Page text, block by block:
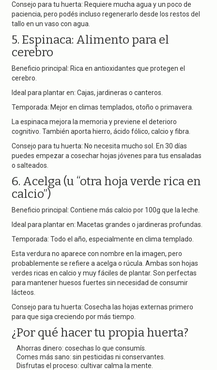
Consejo para tu huerta: Requiere mucha agua y un poco de
paciencia, pero podés incluso regenerarlo desde los restos del
tallo en un vaso con agua.
5. Espinaca: Alimento para el
cerebro
Beneficio principal: Rica en antioxidantes que protegen el
cerebro.
Ideal para plantar en: Cajas, jardineras o canteros.
Temporada: Mejor en climas templados, otoño o primavera.
La espinaca mejora la memoria y previene el deterioro
cognitivo. También aporta hierro, ácido fólico, calcio y fibra.
Consejo para tu huerta: No necesita mucho sol. En 30 días
puedes empezar a cosechar hojas jóvenes para tus ensaladas
o salteados.
6. Acelga (u “otra hoja verde rica en
calcio”)
Beneficio principal: Contiene más calcio por 100g que la leche.
Ideal para plantar en: Macetas grandes o jardineras profundas.
Temporada: Todo el año, especialmente en clima templado.
Esta verdura no aparece con nombre en la imagen, pero
probablemente se refiere a acelga o rúcula. Ambas son hojas
verdes ricas en calcio y muy fáciles de plantar. Son perfectas
para mantener huesos fuertes sin necesidad de consumir
lácteos.
Consejo para tu huerta: Cosecha las hojas externas primero
para que siga creciendo por más tiempo.
¿Por qué hacer tu propia huerta?
Ahorras dinero: cosechas lo que consumís.
Comes más sano: sin pesticidas ni conservantes.
Disfrutas el proceso: cultivar calma la mente.